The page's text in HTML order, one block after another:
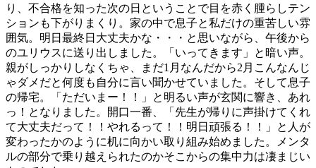
り、不合格を知った次の日ということで目を赤く腫らしテン
ションも下がりまくり。家の中で息子と私だけの重苦しい雰
囲気。明日最終日大丈夫かな・・・と思いながら、午後から
のユリウスに送り出しました。「いってきます」と暗い声。
親がしっかりしなくちゃ、まだ1月なんだから2月こんなんじ
ゃダメだと何度も自分に言い聞かせていました。そして息子
の帰宅。「ただいまー！！」と明るい声が玄関に響き、あれ
っ！となりました。開口一番、「先生が帰りに声掛けてくれ
て大丈夫だって！！やれるって！！明日頑張る！！」と人が
変わったかのように机に向かい取り組み始めました。メンタ
ルの部分で乗り越えられたのかそこからの集中力は凄まじい